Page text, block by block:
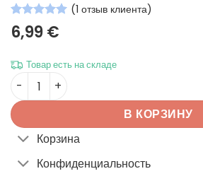
Рейтинг5
из 5 на
опроса
1
пользователя
(1 отзыв клиента)
6,99€
Товар есть на складе
Количество товара Love 8 шт.
В КОРЗИНУ
Корзина
Конфиденциальность